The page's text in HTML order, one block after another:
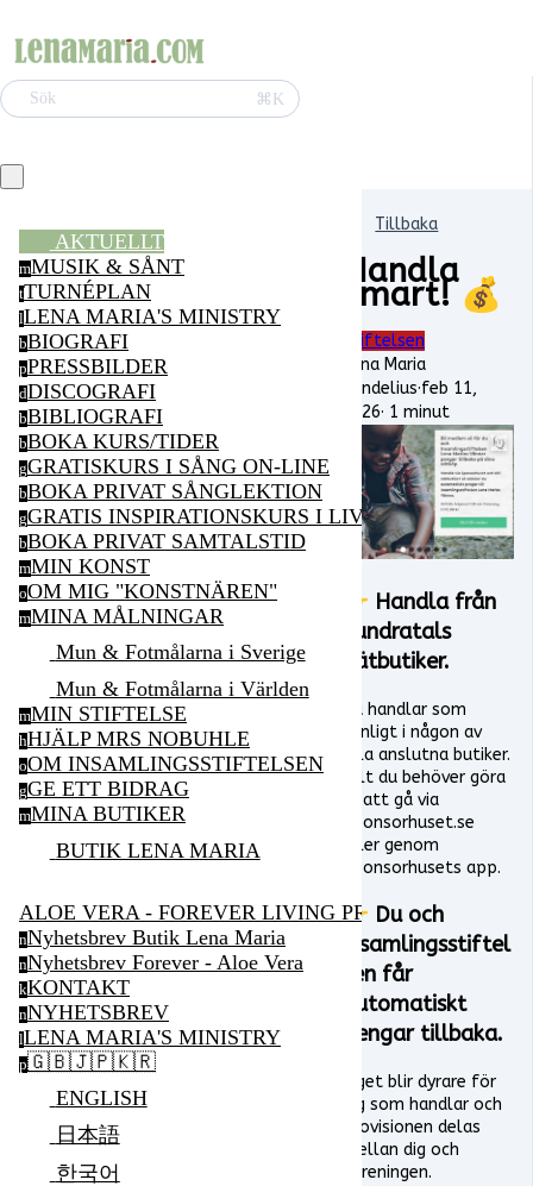
Sök ⌘K
AKTUELLT
mMUSIK & SÅNT
tTURNÉPLAN
lLENA MARIA'S MINISTRY
bBIOGRAFI
pPRESSBILDER
dDISCOGRAFI
bBIBLIOGRAFI
bBOKA KURS/TIDER
gGRATISKURS I SÅNG ON-LINE
bBOKA PRIVAT SÅNGLEKTION
gGRATIS INSPIRATIONSKURS I LIVSGLÄDJE ON-
bBOKA PRIVAT SAMTALSTID
mMIN KONST
oOM MIG "KONSTNÄREN"
mMINA MÅLNINGAR
Mun & Fotmålarna i Sverige
Mun & Fotmålarna i Världen
mMIN STIFTELSE
hHJÄLP MRS NOBUHLE
oOM INSAMLINGSSTIFTELSEN
gGE ETT BIDRAG
mMINA BUTIKER
BUTIK LENA MARIA
ALOE VERA - FOREVER LIVING PRODUCTS
nNyhetsbrev Butik Lena Maria
nNyhetsbrev Forever - Aloe Vera
kKONTAKT
nNYHETSBREV
lLENA MARIA'S MINISTRY
p🇬🇧🇯🇵🇰🇷
ENGLISH
日本語
한국어
Tillbaka
Handla
smart! 💰
Stiftelsen
Lena Maria
Vendelius·feb 11,
2026· 1 minut
👉 Handla från
hundratals
nätbutiker.
Du handlar som
vanligt i någon av
alla anslutna butiker.
Allt du behöver göra
är att gå via
Sponsorhuset.se
eller genom
Sponsorhusets app.
👉 Du och
insamlingsstiftel
sen får
automatiskt
pengar tillbaka.
Inget blir dyrare för
dig som handlar och
provisionen delas
mellan dig och
föreningen.